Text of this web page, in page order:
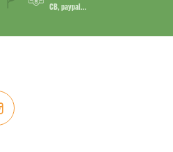
CB, paypal...